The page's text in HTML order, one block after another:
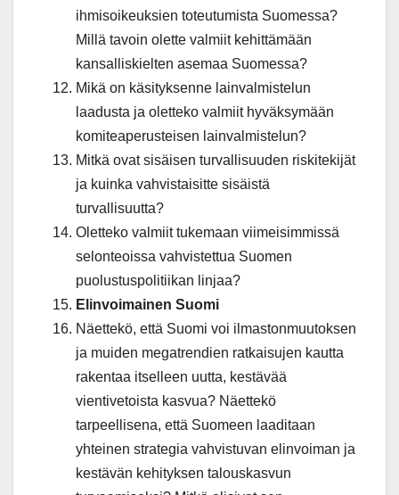
ihmisoikeuksien toteutumista Suomessa?
Millä tavoin olette valmiit kehittämään
kansalliskielten asemaa Suomessa?
Mikä on käsityksenne lainvalmistelun
laadusta ja oletteko valmiit hyväksymään
komiteaperusteisen lainvalmistelun?
Mitkä ovat sisäisen turvallisuuden riskitekijät
ja kuinka vahvistaisitte sisäistä
turvallisuutta?
Oletteko valmiit tukemaan viimeisimmissä
selonteoissa vahvistettua Suomen
puolustuspolitiikan linjaa?
Elinvoimainen Suomi
Näettekö, että Suomi voi ilmastonmuutoksen
ja muiden megatrendien ratkaisujen kautta
rakentaa itselleen uutta, kestävää
vientivetoista kasvua? Näettekö
tarpeellisena, että Suomeen laaditaan
yhteinen strategia vahvistuvan elinvoiman ja
kestävän kehityksen talouskasvun